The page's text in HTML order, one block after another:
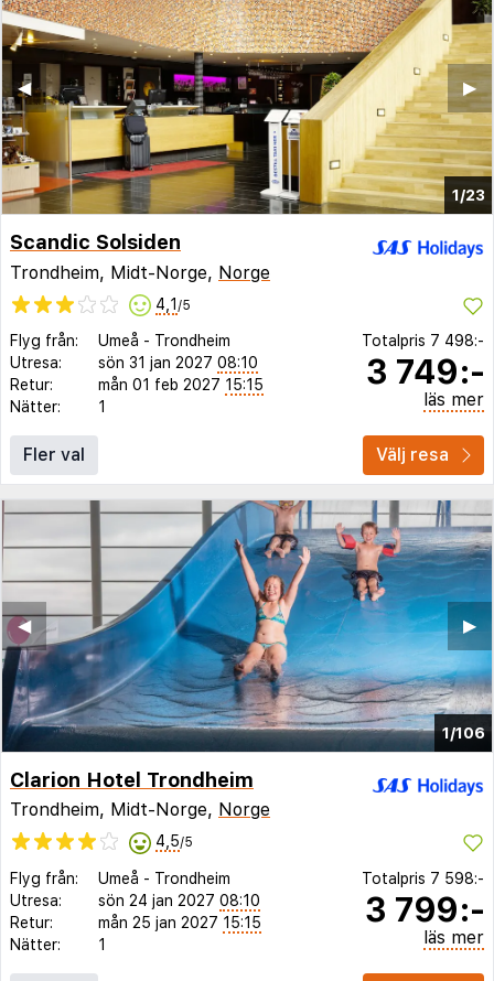
1/23
▶︎
◀︎
Scandic Solsiden
Trondheim, Midt-Norge, Norge
4,1 /5
Flyg från: Umeå - Trondheim
Utresa:
sön 31 jan 2027 08:10
Retur:
mån 01 feb 2027 15:15
Nätter:
1
Totalpris 7 498:-
3 749:-
läs mer
Fler val Välj resa
1/106
▶︎
◀︎
Clarion Hotel Trondheim
Trondheim, Midt-Norge, Norge
4,5/5
Flyg från: Umeå - Trondheim
Utresa:
sön 24 jan 2027 08:10
Retur:
mån 25 jan 2027 15:15
Nätter:
1
Totalpris 7 598:-
3 799:-
läs mer